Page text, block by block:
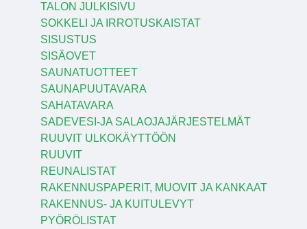
TALON JULKISIVU
SOKKELI JA IRROTUSKAISTAT
SISUSTUS
SISÄOVET
SAUNATUOTTEET
SAUNAPUUTAVARA
SAHATAVARA
SADEVESI-JA SALAOJAJÄRJESTELMÄT
RUUVIT ULKOKÄYTTÖÖN
RUUVIT
REUNALISTAT
RAKENNUSPAPERIT, MUOVIT JA KANKAAT
RAKENNUS- JA KUITULEVYT
PYÖRÖLISTAT